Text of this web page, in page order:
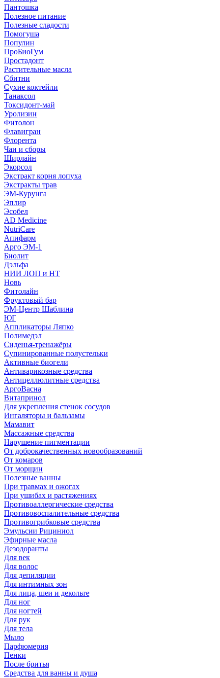
Пантошка
Полезное питание
Полезные сладости
Помогуша
Популин
ПроБиоГум
Простадонт
Растительные масла
Сбитни
Сухие коктейли
Танаксол
Токсидонт-май
Уролизин
Фитолон
Флавигран
Флорента
Чаи и сборы
Ширлайн
Экорсол
Экстракт корня лопуха
Экстракты трав
ЭМ-Курунга
Эплир
Эсобел
AD Medicine
NutriCare
Апифарм
Арго ЭМ-1
Биолит
Дэльфа
НИИ ЛОП и НТ
Новь
Фитолайн
Фруктовый бар
ЭМ-Центр Шаблина
ЮГ
Аппликаторы Ляпко
Полимедэл
Сиденья-тренажёры
Супинированные полустельки
Активные биогели
Антиварикозные средства
Антицеллюлитные средства
АргоВасна
Витапринол
Для укрепления стенок сосудов
Ингаляторы и бальзамы
Мамавит
Массажные средства
Нарушение пигментации
От доброкачественных новообразований
От комаров
От морщин
Полезные ванны
При травмах и ожогах
При ушибах и растяжениях
Противоаллергические средства
Противовоспалительные средства
Противогрибковые средства
Эмульсии Рициниол
Эфирные масла
Дезодоранты
Для век
Для волос
Для депиляции
Для интимных зон
Для лица, шеи и декольте
Для ног
Для ногтей
Для рук
Для тела
Мыло
Парфюмерия
Пенки
После бритья
Средства для ванны и душа